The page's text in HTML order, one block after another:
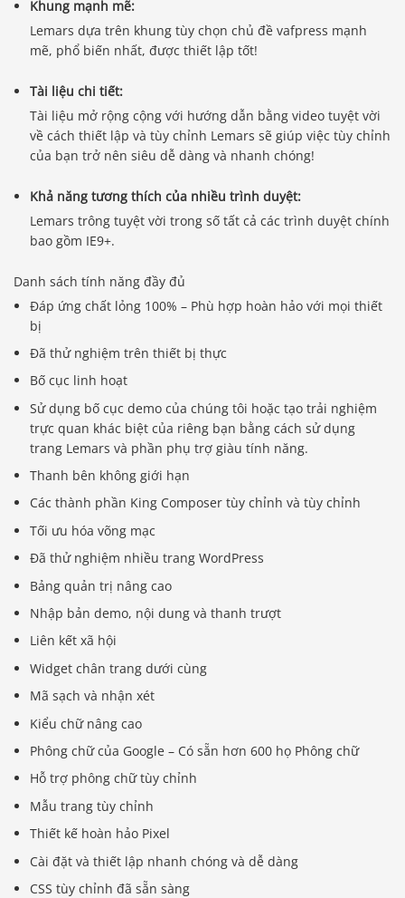
Khung mạnh mẽ:
Lemars dựa trên khung tùy chọn chủ đề vafpress mạnh
mẽ, phổ biến nhất, được thiết lập tốt!
Tài liệu chi tiết:
Tài liệu mở rộng cộng với hướng dẫn bằng video tuyệt vời
về cách thiết lập và tùy chỉnh Lemars sẽ giúp việc tùy chỉnh
của bạn trở nên siêu dễ dàng và nhanh chóng!
Khả năng tương thích của nhiều trình duyệt:
Lemars trông tuyệt vời trong số tất cả các trình duyệt chính
bao gồm IE9+.
Danh sách tính năng đầy đủ
Đáp ứng chất lỏng 100% – Phù hợp hoàn hảo với mọi thiết
bị
Đã thử nghiệm trên thiết bị thực
Bố cục linh hoạt
Sử dụng bố cục demo của chúng tôi hoặc tạo trải nghiệm
trực quan khác biệt của riêng bạn bằng cách sử dụng
trang Lemars và phần phụ trợ giàu tính năng.
Thanh bên không giới hạn
Các thành phần King Composer tùy chỉnh và tùy chỉnh
Tối ưu hóa võng mạc
Đã thử nghiệm nhiều trang WordPress
Bảng quản trị nâng cao
Nhập bản demo, nội dung và thanh trượt
Liên kết xã hội
Widget chân trang dưới cùng
Mã sạch và nhận xét
Kiểu chữ nâng cao
Phông chữ của Google – Có sẵn hơn 600 họ Phông chữ
Hỗ trợ phông chữ tùy chỉnh
Mẫu trang tùy chỉnh
Thiết kế hoàn hảo Pixel
Cài đặt và thiết lập nhanh chóng và dễ dàng
CSS tùy chỉnh đã sẵn sàng